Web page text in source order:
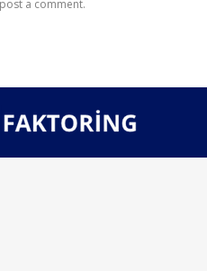
a comment.